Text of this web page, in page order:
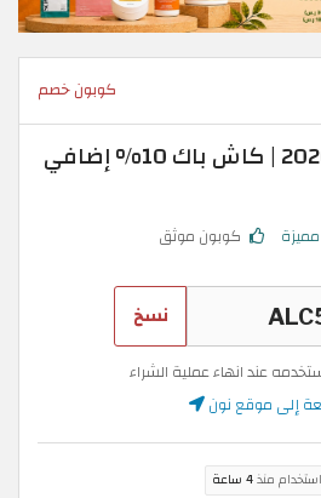
كوبون خصم
كود نون الامارات 2026 | كاش باك 10% إضافي
كوبون موثق
نسخ
عند انهاء عملية الشراء
إلى موقع نون
منذ4 ساعة